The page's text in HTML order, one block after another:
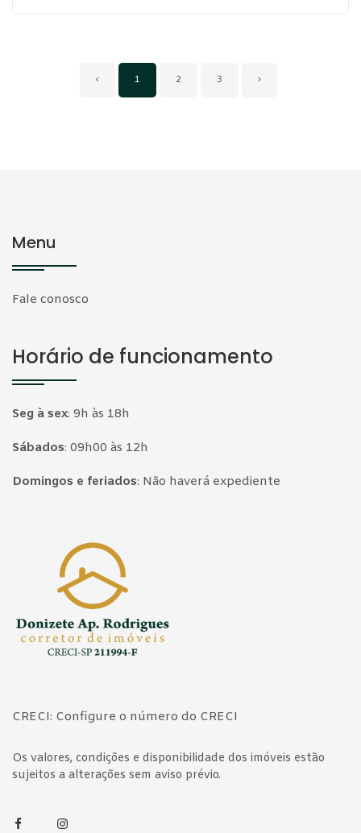
‹ 1 2 3 ›
Menu
Fale conosco
Horário de funcionamento
Seg à sex: 9h às 18h
Sábados: 09h00 às 12h
Domingos e feriados: Não haverá expediente
CRECI: Configure o número do CRECI
Os valores, condições e disponibilidade dos imóveis estão
sujeitos a alterações sem aviso prévio.
FacebookInstagram